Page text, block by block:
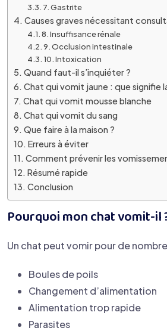
7. Gastrite
Causes graves nécessitant
8. Insuffisance rénale
9. Occlusion intestinale
10. Intoxication
Quand faut-il s’inquiéter ?
Chat qui vomit jaune : que signifie
Chat qui vomit mousse blanche
Chat qui vomit du sang
Que faire à la maison ?
Erreurs à éviter
Comment prévenir les
Résumé rapide
Conclusion
Pourquoi mon chat vomit-il
Un chat peut vomir pour de
Boules de poils
Changement d’alimentation
Alimentation trop rapide
Parasites